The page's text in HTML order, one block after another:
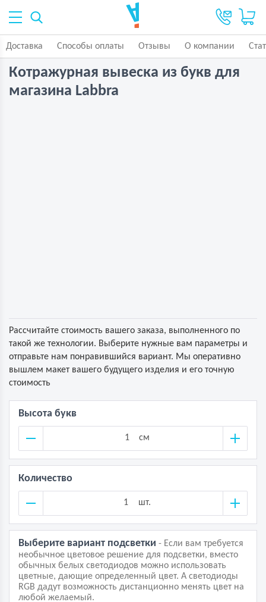
Доставка Способы оплаты Отзывы О компании
Котражурная вывеска из букв для
магазина Labbra
Рассчитайте стоимость вашего заказа, выполненного по
такой же технологии. Выберите нужные вам параметры и
отправьте нам понравившийся вариант. Мы оперативно
вышлем макет вашего будущего изделия и его точную
стоимость
Высота букв
см
Количество
шт.
Выберите вариант подсветки - Если вам требуется
необычное цветовое решение для подсветки, вместо
обычных белых светодиодов можно использовать
цветные, дающие определенный цвет. А светодиоды
RGB дадут возможность дистанционно менять цвет на
любой желаемый.